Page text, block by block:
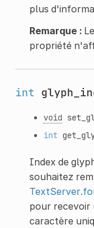
plus
Remarque :
propriété
int
void
int
Index de
souhaitez
pour recevoir
caractère